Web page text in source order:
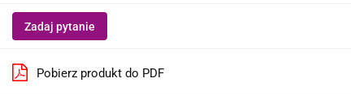
Zadaj pytanie
Pobierz produkt do PDF